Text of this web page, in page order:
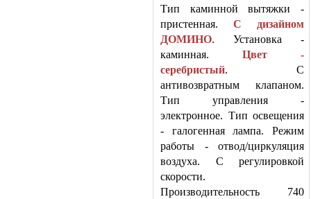
Тип каминной вытяжки -
пристенная. С дизайном
ДОМИНО. Установка -
каминная. Цвет -
серебристый. С
антивозвратным клапаном.
Тип управления -
электронное. Тип освещения
- галогенная лампа. Режим
работы - отвод/циркуляция
воздуха. С регулировкой
скорости.
Производительность 740